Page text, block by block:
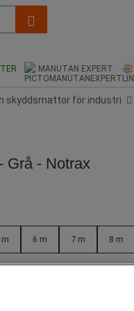
MANUTAN EXPERT
skyddsmattor för industri
Grå - Notrax
m 6 m 7 m 8 m